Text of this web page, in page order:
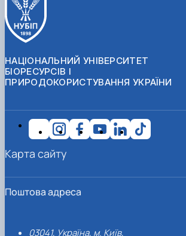
НАЦІОНАЛЬНИЙ УНІВЕРСИТЕТ
БІОРЕСУРСІВ І
ПРИРОДОКОРИСТУВАННЯ УКРАЇНИ
Поштова адреса
03041, Україна, м. Київ,
Карта сайту